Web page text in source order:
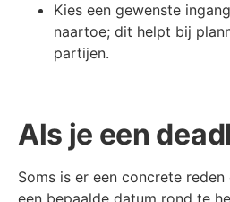
Kies een gewenste
naartoe; dit helpt bij
partijen.
Als je een
Soms is er een concrete